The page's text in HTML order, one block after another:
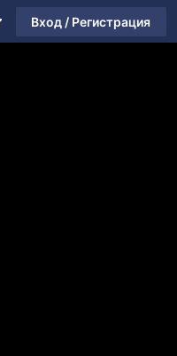
Вход / Регистрация